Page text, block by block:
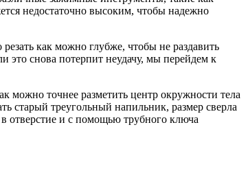
недостаточно высоким, чтобы надежно
как можно глубже, чтобы не раздавить
это снова потерпит неудачу, мы перейдем к
точнее разметить центр окружности тела
старый треугольный напильник, размер сверла
отверстие и с помощью трубного ключа